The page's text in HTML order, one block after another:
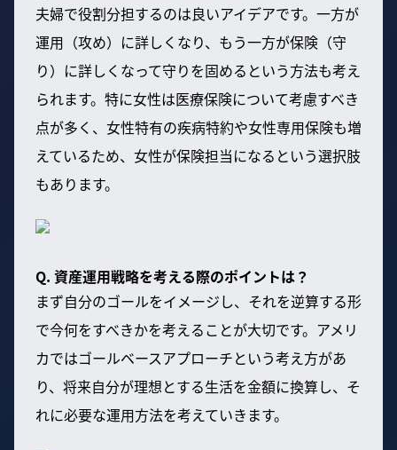
夫婦で役割分担するのは良いアイデアです。一方が
運用（攻め）に詳しくなり、もう一方が保険（守
り）に詳しくなって守りを固めるという方法も考え
られます。特に女性は医療保険について考慮すべき
点が多く、女性特有の疾病特約や女性専用保険も増
えているため、女性が保険担当になるという選択肢
もあります。
Q. 資産運用戦略を考える際のポイントは？
まず自分のゴールをイメージし、それを逆算する形
で今何をすべきかを考えることが大切です。アメリ
カではゴールベースアプローチという考え方があ
り、将来自分が理想とする生活を金額に換算し、そ
れに必要な運用方法を考えていきます。